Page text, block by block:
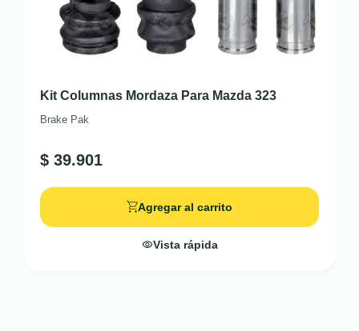
Kit Columnas Mordaza Para Mazda 323
Brake Pak
$ 39.901
Agregar al carrito
Vista rápida